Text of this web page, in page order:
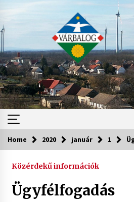
content
Home 2020 január 1
Közérdekű információk
Ügyfélfogadás